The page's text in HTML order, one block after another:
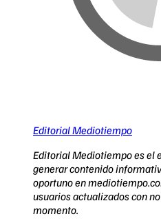
Editorial Mediotiempo
Editorial Mediotiempo es el
generar contenido
oportuno en
usuarios actualizados con
momento.